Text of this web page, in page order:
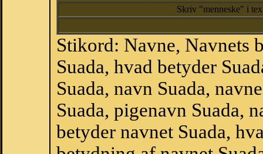
Skriv "menneske" i
Stikord: Navne, Navnets
Suada, hvad betyder
Suada, navn Suada,
Suada, pigenavn Suada,
betyder navnet Suada,